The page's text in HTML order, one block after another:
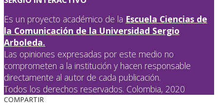
Es un proyecto académico de la Escuela Ciencias de
la Comunicación de la Universidad Sergio
Arboleda.
Las opiniones expresadas por este medio no
comprometen a la institución y hacen responsable
directamente al autor de cada publicación.
Todos los derechos reservados. Colombia, 2020
COMPARTIR